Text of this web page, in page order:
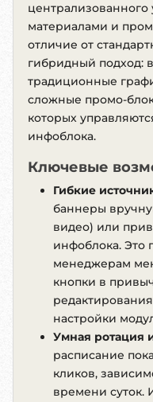
материалами и
отличие от
гибридный подход:
традиционные
сложные промо-
которых
инфоблока.
Ключевые
Гибкие
баннеры
видео) или
инфоблока. Это
менеджерам
кнопки в
настройки
Умная ротация
расписание
кликов,
времени суток.